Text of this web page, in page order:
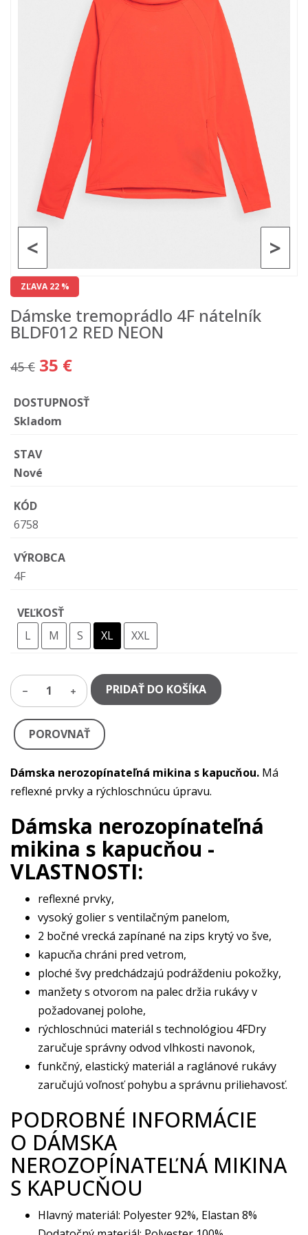
>
<
ZĽAVA 22 %
Dámske tremoprádlo 4F nátelník
BLDF012 RED NEON
45 € 35 €
DOSTUPNOSŤ
Skladom
STAV
Nové
KÓD
6758
VÝROBCA
4F
VEĽKOSŤ
L
M S XL XXL
1 PRIDAŤ DO KOŠÍKA
POROVNAŤ
Dámska nerozopínateľná mikina s kapucňou. Má
reflexné prvky a rýchloschnúcu úpravu.
Dámska nerozopínateľná
mikina s kapucňou -
VLASTNOSTI:
reflexné prvky,
vysoký golier s ventilačným panelom,
2 bočné vrecká zapínané na zips krytý vo šve,
kapucňa chráni pred vetrom,
ploché švy predchádzajú podráždeniu pokožky,
manžety s otvorom na palec držia rukávy v
požadovanej polohe,
rýchloschnúci materiál s technológiou 4FDry
zaručuje správny odvod vlhkosti navonok,
funkčný, elastický materiál a raglánové rukávy
zaručujú voľnosť pohybu a správnu priliehavosť.
PODROBNÉ INFORMÁCIE
O DÁMSKA
NEROZOPÍNATEĽNÁ MIKINA
S KAPUCŇOU
Hlavný materiál: Polyester 92%, Elastan 8%